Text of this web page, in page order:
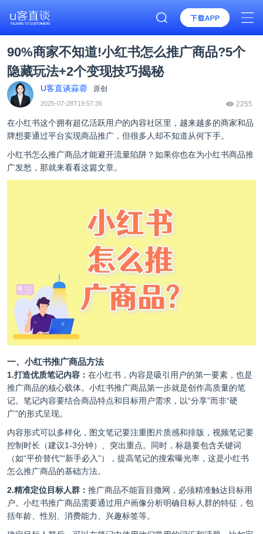
90%商家不知道!小红书怎么推广商品?5个
隐藏玩法+2个变现技巧揭秘
U客直谈蒜蓉 原创
2025-07-28T19:57:36 2255
在小红书这个拥有超亿活跃用户的内容社区里，越来越多的商家和品
牌想要通过平台实现商品推广，但很多人却不知道从何下手。
小红书怎么推广商品才能避开流量陷阱？如果你也在为小红书商品推
广发愁，那就来看看这篇文章。
一、小红书推广商品方法
1.打造优质笔记内容： 在小红书，内容是吸引用户的第一要素，也是
推广商品的核心载体。小红书推广商品第一步就是创作高质量的笔
记。笔记内容要结合商品特点和目标用户需求，以“分享”而非“硬
广”的形式呈现。
内容形式可以多样化，图文笔记要注重图片质感和排版，视频笔记要
控制时长（建议1-3分钟）、突出重点。同时，标题要包含关键词
（如“平价替代”“新手必入”），提高笔记的搜索曝光率，这是小红书
怎么推广商品的基础方法。
2.精准定位目标人群： 推广商品不能盲目撒网，必须精准触达目标用
户。小红书推广商品需要通过用户画像分析明确目标人群的特征，包
括年龄、性别、消费能力、兴趣标签等。